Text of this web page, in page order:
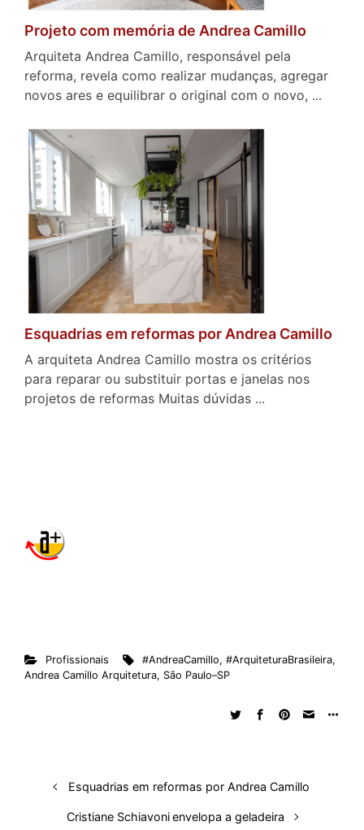
Projeto com memória de Andrea Camillo
Arquiteta Andrea Camillo, responsável pela
reforma, revela como realizar mudanças, agregar
novos ares e equilibrar o original com o novo, ...
Esquadrias em reformas por Andrea Camillo
A arquiteta Andrea Camillo mostra os critérios
para reparar ou substituir portas e janelas nos
projetos de reformas Muitas dúvidas ...
Profissionais #AndreaCamillo,#ArquiteturaBrasileira,
Andrea Camillo Arquitetura, São Paulo–SP
Esquadrias em reformas por Andrea Camillo
Cristiane Schiavoni envelopa a geladeira